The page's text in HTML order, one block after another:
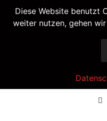
Springe
Diese Website benutzt
weiter nutzen, gehen